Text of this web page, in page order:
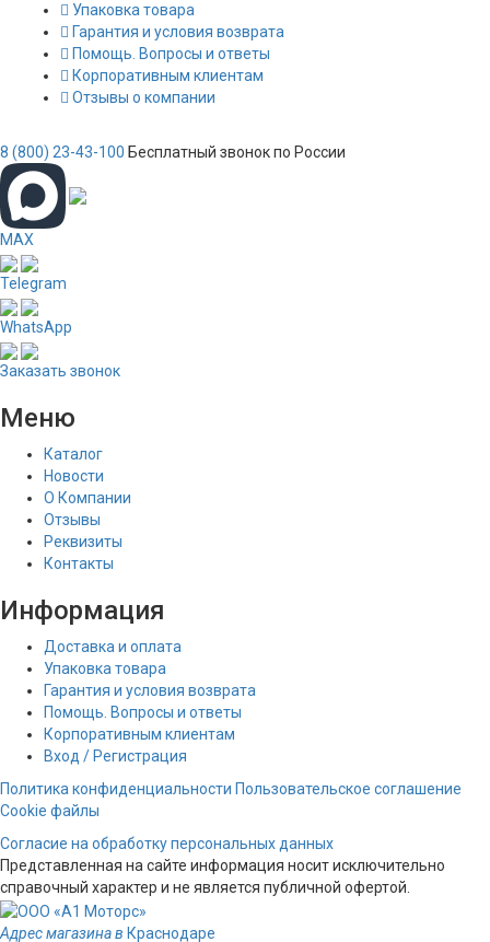
Упаковка товара
Гарантия и условия возврата
Помощь. Вопросы и ответы
Корпоративным клиентам
Отзывы о компании
8 (800) 23-43-100 Бесплатный звонок по России
MAX
Telegram
WhatsApp
Заказать звонок
Меню
Каталог
Новости
О Компании
Отзывы
Реквизиты
Контакты
Информация
Доставка и оплата
Упаковка товара
Гарантия и условия возврата
Помощь. Вопросы и ответы
Корпоративным клиентам
Вход / Регистрация
Политика конфиденциальности Пользовательское соглашение
Cookie файлы
Согласие на обработку персональных данных
Представленная на сайте информация носит исключительно
справочный характер и не является публичной офертой.
Адрес магазина в Краснодаре